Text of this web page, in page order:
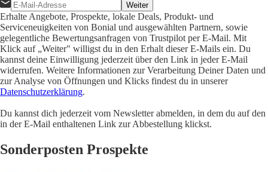
Weiter
Erhalte Angebote, Prospekte, lokale Deals, Produkt- und
Serviceneuigkeiten von Bonial und ausgewählten Partnern, sowie
gelegentliche Bewertungsanfragen von Trustpilot per E-Mail. Mit
Klick auf „Weiter" willigst du in den Erhalt dieser E-Mails ein. Du
kannst deine Einwilligung jederzeit über den Link in jeder E-Mail
widerrufen. Weitere Informationen zur Verarbeitung Deiner Daten und
zur Analyse von Öffnungen und Klicks findest du in unserer
Datenschutzerklärung.
Du kannst dich jederzeit vom Newsletter abmelden, in dem du auf den
in der E-Mail enthaltenen Link zur Abbestellung klickst.
Sonderposten Prospekte